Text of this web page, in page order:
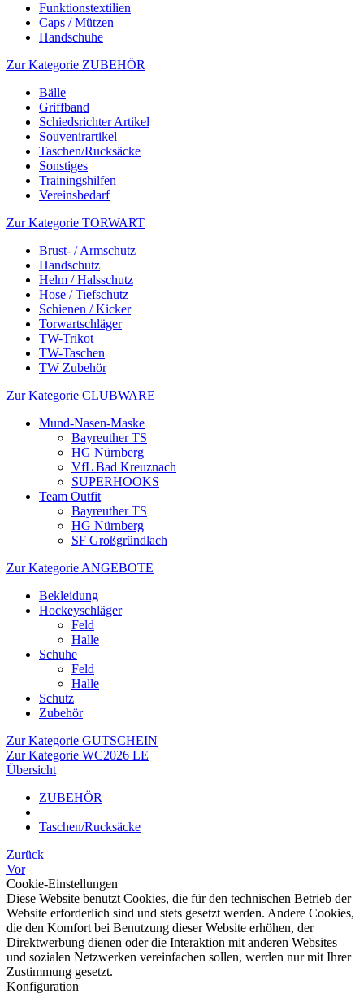
Funktionstextilien
Caps / Mützen
Handschuhe
Zur Kategorie ZUBEHÖR
Bälle
Griffband
Schiedsrichter Artikel
Souvenirartikel
Taschen/Rucksäcke
Sonstiges
Trainingshilfen
Vereinsbedarf
Zur Kategorie TORWART
Brust- / Armschutz
Handschutz
Helm / Halsschutz
Hose / Tiefschutz
Schienen / Kicker
Torwartschläger
TW-Trikot
TW-Taschen
TW Zubehör
Zur Kategorie CLUBWARE
Mund-Nasen-Maske
Bayreuther TS
HG Nürnberg
VfL Bad Kreuznach
SUPERHOOKS
Team Outfit
Bayreuther TS
HG Nürnberg
SF Großgründlach
Zur Kategorie ANGEBOTE
Bekleidung
Hockeyschläger
Feld
Halle
Schuhe
Feld
Halle
Schutz
Zubehör
Zur Kategorie GUTSCHEIN
Zur Kategorie WC2026 LE
Übersicht
ZUBEHÖR
Taschen/Rucksäcke
Zurück
Vor
Cookie-Einstellungen
Diese Website benutzt Cookies, die für den technischen Betrieb der
Website erforderlich sind und stets gesetzt werden. Andere Cookies,
die den Komfort bei Benutzung dieser Website erhöhen, der
Direktwerbung dienen oder die Interaktion mit anderen Websites
und sozialen Netzwerken vereinfachen sollen, werden nur mit Ihrer
Zustimmung gesetzt.
Konfiguration